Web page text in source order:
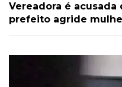
Vereadora é
prefeito agride